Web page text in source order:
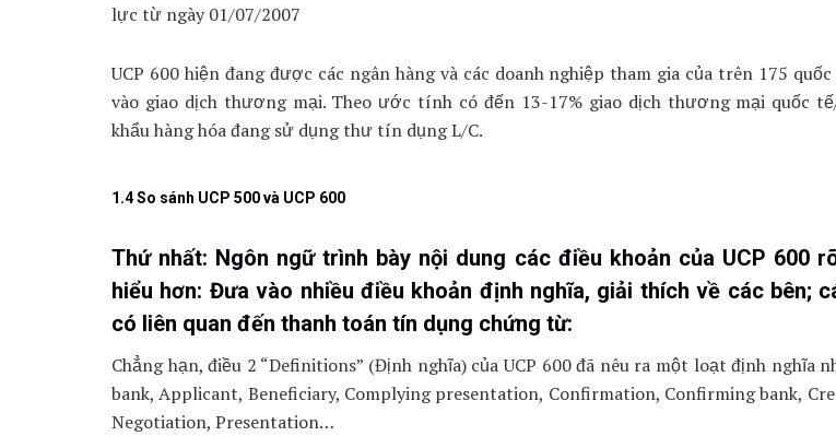
lực từ ngày 01/07/2007
UCP 600 hiện đang được các ngân hàng và các doanh nghiệp tham gia của trên 175
vào giao dịch thương mại. Theo ước tính có đến 13-17% giao dịch thương mại quốc
khẩu hàng hóa đang sử dụng thư tín dụng L/C.
1.4 So sánh UCP 500 và UCP 600
Thứ nhất: Ngôn ngữ trình bày nội dung các điều khoản của UCP 600
hiểu hơn: Đưa vào nhiều điều khoản định nghĩa, giải thích về các bên;
có liên quan đến thanh toán tín dụng chứng từ:
Chẳng hạn, điều 2 “Definitions” (Định nghĩa) của UCP 600 đã nêu ra một loạt định nghĩa
bank, Applicant, Beneficiary, Complying presentation, Confirmation, Confirming bank,
Negotiation, Presentation…